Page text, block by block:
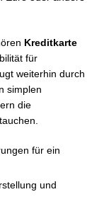
Kreditkarte
für
weiterhin durch
simplen
die
für ein
und